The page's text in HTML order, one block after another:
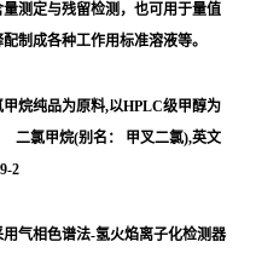
测定与残留检测，也可用于量值
制成各种工作用标准溶液等。
烷纯品为原料,以HPLC级甲醇为
氯甲烷(别名： 甲叉二氯),英文
2
气相色谱法-氢火焰离子化检测器